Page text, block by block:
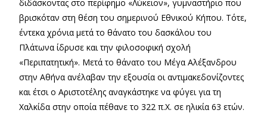
διδάσκοντας στο περίφημο «Λύκειον», γυμναστήριο που
βρισκόταν στη θέση του σημερινού Εθνικού Κήπου. Τότε,
έντεκα χρόνια μετά το θάνατο του δασκάλου του
Πλάτωνα ίδρυσε και την φιλοσοφική σχολή
«Περιπατητική». Μετά το θάνατο του Μέγα Αλέξανδρου
στην Αθήνα ανέλαβαν την εξουσία οι αντιμακεδονίζοντες
και έτσι ο Αριστοτέλης αναγκάστηκε να φύγει για τη
Χαλκίδα στην οποία πέθανε το 322 π.Χ. σε ηλικία 63 ετών.